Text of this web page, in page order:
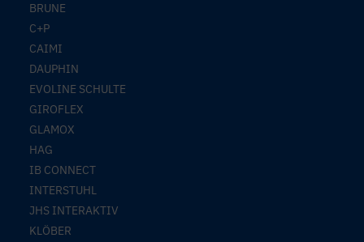
BRUNE
C+P
CAIMI
DAUPHIN
EVOLINE SCHULTE
GIROFLEX
GLAMOX
HAG
IB CONNECT
INTERSTUHL
JHS INTERAKTIV
KLÖBER